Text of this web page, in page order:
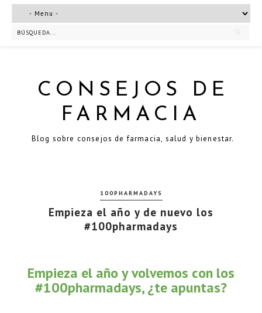
CONSEJOS DE
FARMACIA
Blog sobre consejos de farmacia, salud y bienestar.
100PHARMADAYS
Empieza el año y de nuevo los
#100pharmadays
Empieza el año y volvemos con los
#100pharmadays, ¿te apuntas?